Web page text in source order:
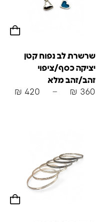
שרשרת לב נפוח קטן
יציקה כסף/ציפוי
זהב/זהב מלא
₪ 360
–
₪ 420